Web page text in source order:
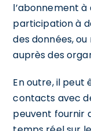
l’abonnement à
participation à
des données,
auprès des
En outre, il peut
contacts avec
peuvent fournir